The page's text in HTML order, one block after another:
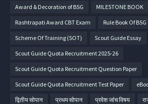
Award & Decoration of BSG MILESTONE BOOK
Rashtrapati Award CBT Exam Rule Book Of BSG
Scheme Of Training (SOT) Scout Guide Essay
Scout Guide Quota Recruitment 2025-26
Scout Guide Quota Recruitment Question Paper
Scout Guide Quota Recruitment Test Paper
द्वितीय सोपान प्रथम सोपान प्रवेश जांच विषय